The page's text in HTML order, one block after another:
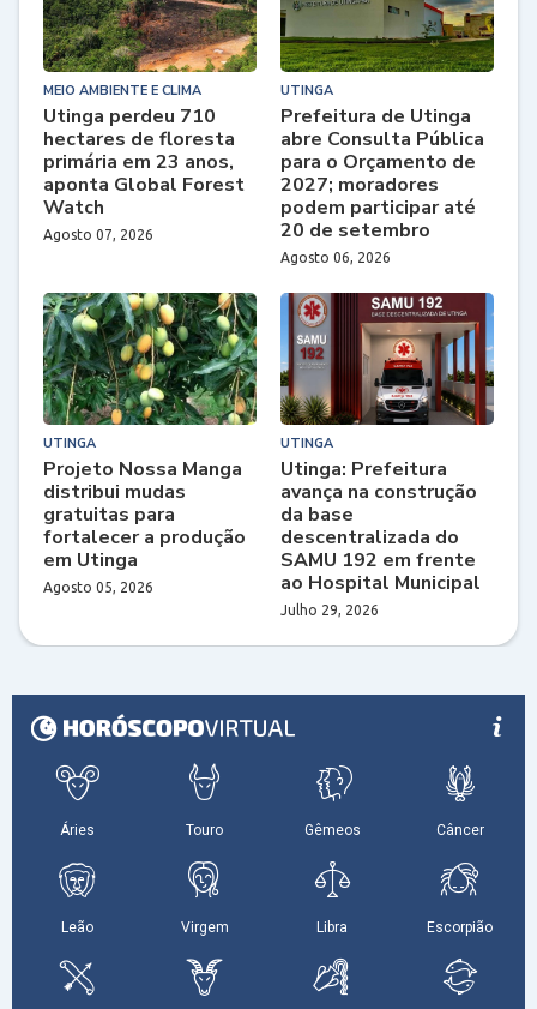
MEIO AMBIENTE E CLIMA
Utinga perdeu 710
hectares de floresta
primária em 23 anos,
aponta Global Forest
Watch
Agosto 07, 2026
UTINGA
Prefeitura de Utinga
abre Consulta Pública
para o Orçamento de
2027; moradores
podem participar até
20 de setembro
Agosto 06, 2026
UTINGA
Projeto Nossa Manga
distribui mudas
gratuitas para
fortalecer a produção
em Utinga
Agosto 05, 2026
UTINGA
Utinga: Prefeitura
avança na construção
da base
descentralizada do
SAMU 192 em frente
ao Hospital Municipal
Julho 29, 2026